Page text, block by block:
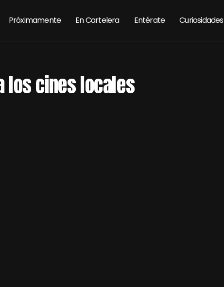
Próximamente En Cartelera Entérate Curiosidades
los cines locales